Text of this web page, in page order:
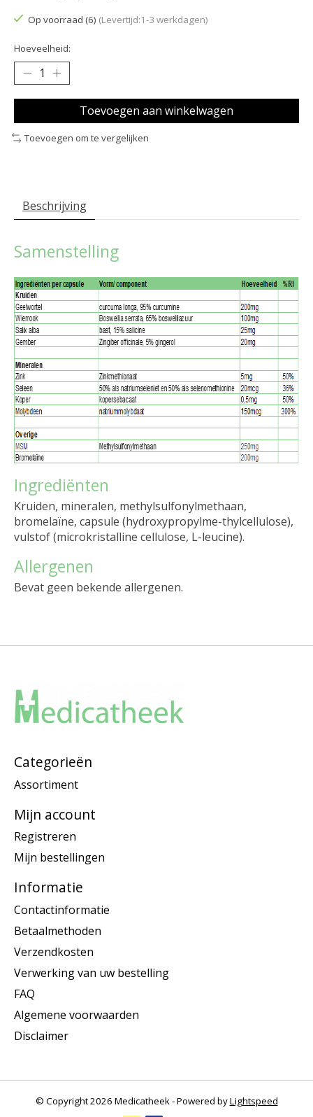
Op voorraad (6) (Levertijd:1-3 werkdagen)
Hoeveelheid:
Toevoegen aan winkelwagen
Toevoegen om te vergelijken
Beschrijving
Samenstelling
Ingrediënten
Kruiden, mineralen, methylsulfonylmethaan,
bromelaïne, capsule (hydroxypropylme-thylcellulose),
vulstof (microkristalline cellulose, L-leucine).
Allergenen
Bevat geen bekende allergenen.
Categorieën
Assortiment
Mijn account
Registreren
Mijn bestellingen
Informatie
Contactinformatie
Betaalmethoden
Verzendkosten
Verwerking van uw bestelling
FAQ
Algemene voorwaarden
Disclaimer
© Copyright 2026 Medicatheek - Powered byLightspeed